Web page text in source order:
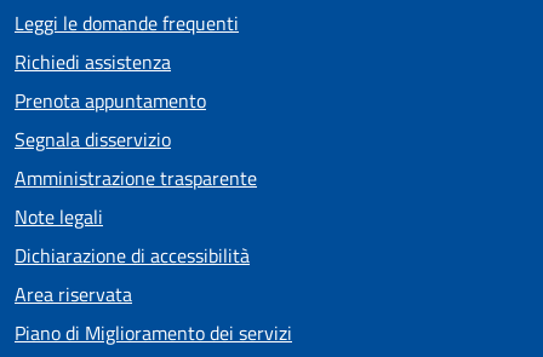
Leggi le domande frequenti
Richiedi assistenza
Prenota appuntamento
Segnala disservizio
Amministrazione trasparente
Note legali
Dichiarazione di accessibilità
Area riservata
Piano di Miglioramento dei servizi